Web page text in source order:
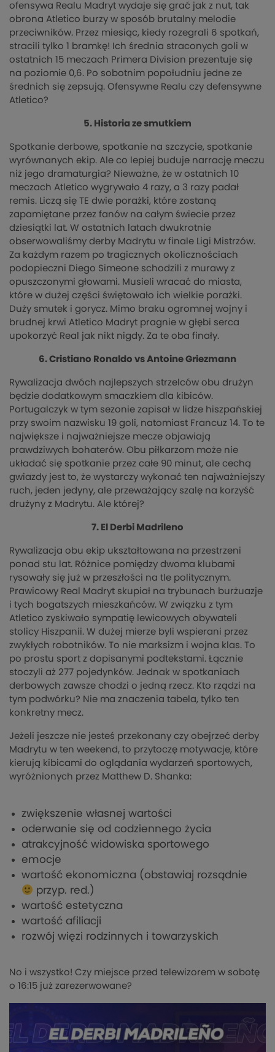
ofensywa Realu Madryt wydaje się grać jak z nut, tak
obrona Atletico burzy w sposób brutalny melodie
przeciwników. Przez miesiąc, kiedy rozegrali 6 spotkań,
stracili tylko 1 bramkę! Ich średnia straconych goli w
ostatnich 15 meczach Primera Division prezentuje się
na poziomie 0,6. Po sobotnim popołudniu jedne ze
średnich się zepsują. Ofensywne Realu czy defensywne
Atletico?
5. Historia ze smutkiem
Spotkanie derbowe, spotkanie na szczycie, spotkanie
wyrównanych ekip. Ale co lepiej buduje narrację meczu
niż jego dramaturgia? Nieważne, że w ostatnich 10
meczach Atletico wygrywało 4 razy, a 3 razy padał
remis. Liczą się TE dwie porażki, które zostaną
zapamiętane przez fanów na całym świecie przez
dziesiątki lat. W ostatnich latach dwukrotnie
obserwowaliśmy derby Madrytu w finale Ligi Mistrzów.
Za każdym razem po tragicznych okolicznościach
podopieczni Diego Simeone schodzili z murawy z
opuszczonymi głowami. Musieli wracać do miasta,
które w dużej części świętowało ich wielkie porażki.
Duży smutek i gorycz. Mimo braku ogromnej wojny i
brudnej krwi Atletico Madryt pragnie w głębi serca
upokorzyć Real jak nikt nigdy. Za te oba finały.
6. Cristiano Ronaldo vs Antoine Griezmann
Rywalizacja dwóch najlepszych strzelców obu drużyn
będzie dodatkowym smaczkiem dla kibiców.
Portugalczyk w tym sezonie zapisał w lidze hiszpańskiej
przy swoim nazwisku 19 goli, natomiast Francuz 14. To te
największe i najważniejsze mecze objawiają
prawdziwych bohaterów. Obu piłkarzom może nie
układać się spotkanie przez całe 90 minut, ale cechą
gwiazdy jest to, że wystarczy wykonać ten najważniejszy
ruch, jeden jedyny, ale przeważający szalę na korzyść
drużyny z Madrytu. Ale której?
7. El Derbi Madrileno
Rywalizacja obu ekip ukształtowana na przestrzeni
ponad stu lat. Różnice pomiędzy dwoma klubami
rysowały się już w przeszłości na tle politycznym.
Prawicowy Real Madryt skupiał na trybunach burżuazje
i tych bogatszych mieszkańców. W związku z tym
Atletico zyskiwało sympatię lewicowych obywateli
stolicy Hiszpanii. W dużej mierze byli wspierani przez
zwykłych robotników. To nie marksizm i wojna klas. To
po prostu sport z dopisanymi podtekstami. Łącznie
stoczyli aż 277 pojedynków. Jednak w spotkaniach
derbowych zawsze chodzi o jedną rzecz. Kto rządzi na
tym podwórku? Nie ma znaczenia tabela, tylko ten
konkretny mecz.
Jeżeli jeszcze nie jesteś przekonany czy obejrzeć derby
Madrytu w ten weekend, to przytoczę motywacje, które
kierują kibicami do oglądania wydarzeń sportowych,
wyróżnionych przez Matthew D. Shanka:
zwiększenie własnej wartości
oderwanie się od codziennego życia
atrakcyjność widowiska sportowego
emocje
wartość ekonomiczna (obstawiaj rozsądnie
przyp. red.)
wartość estetyczna
wartość afiliacji
rozwój więzi rodzinnych i towarzyskich
No i wszystko! Czy miejsce przed telewizorem w sobotę
o 16:15 już zarezerwowane?